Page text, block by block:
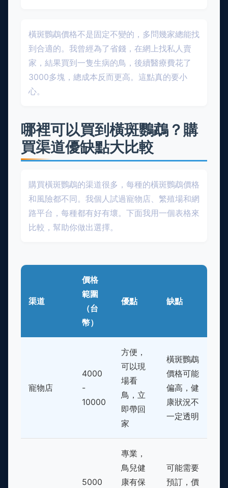
橫斑鸚鵡價格不是固定不變的，多問幾家總能找
到合適的。我曾經為了省錢，在網上找私人賣
家，結果買到一隻生病的鳥，後續醫療費花了
3000多塊，總成本反而更高。這點真的要小
心。
哪裡可以買到橫斑鸚鵡？購
買渠道優缺點大比較
購買橫斑鸚鵡的渠道很多，每種的橫斑鸚鵡價格
和風險都不同。我個人試過寵物店、繁殖場和網
路平台，每種都有好有壞。下面我用一個表格來
比較，幫助你做出選擇。
渠道
價格
範圍
（台
幣）
優點 缺點
寵物店
4000
-
10000
方便，
可以現
場看
鳥，立
即帶回
家
橫斑鸚鵡
價格可能
偏高，健
康狀況不
一定透明
5000
專業，
鳥兒健
康有保
可能需要
預訂，價